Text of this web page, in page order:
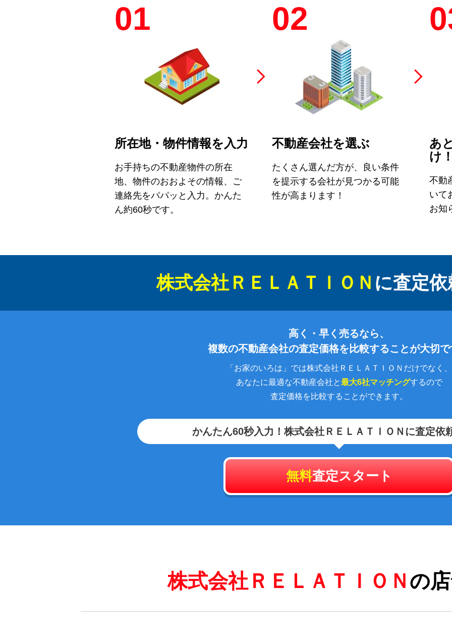
01
所在地・物件情報を入力
お手持ちの不動産物件の所在
地、物件のおおよその情報、ご
連絡先をパパッと入力。かんた
ん約60秒です。
02
不動産会社を選ぶ
たくさん選んだ方が、良い条件
を提示する会社が見つかる可能
性が高まります！
あ
け
不動
いて
お知
株式会社ＲＥＬＡＴＩＯＮ に査定
高く・早く売るなら、
複数の不動産会社の査定価格を比較することが大切
「お家のいろは」では株式会社ＲＥＬＡＴＩＯＮだけでなく、
あなたに最適な不動産会社と最大6社マッチングするので
査定価格を比較することができます。
かんたん60秒入力！ 株式会社ＲＥＬＡＴＩＯＮに査定依
無料査定スタート
株式会社ＲＥＬＡＴＩＯＮ の